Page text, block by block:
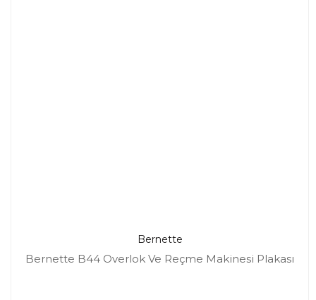
Bernette
Bernette B44 Overlok Ve Reçme Makinesi Plakası